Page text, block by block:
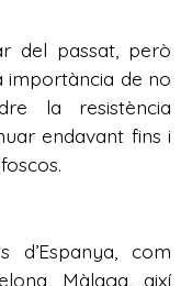
del passat, però
importància de no
la resistència
endavant fins i
com
Màlaga, així